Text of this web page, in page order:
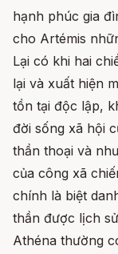
hạnh phúc gia
cho Artémis
Lại có khi hai
lại và xuất hiện
tồn tại độc lập,
đời sống xã hội
thần thoại và
của công xã
chính là biệt
thần được lịch
Athéna thường